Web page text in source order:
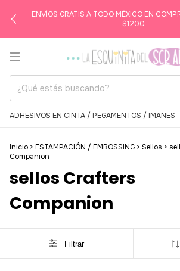
ENVÍOS GRATIS A TODO MÉXICO EN
$1200
ADHESIVOS EN CINTA / PEGAMENTOS / IMANES
Inicio > ESTAMPACIÓN / EMBOSSING > Sellos >
Companion
sellos Crafters
Companion
Filtrar